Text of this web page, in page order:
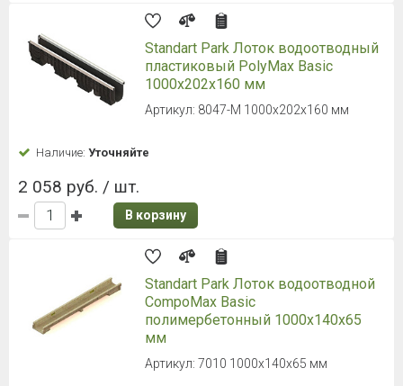
Standart Park Лоток водоотводный
пластиковый PolyMax Basic
1000х202х160 мм
Артикул: 8047-М 1000х202х160 мм
Наличие: Уточняйте
2 058 руб. / шт.
В корзину
Standart Park Лоток водоотводной
CompoMax Basic
полимербетонный 1000х140х65
мм
Артикул: 7010 1000х140х65 мм